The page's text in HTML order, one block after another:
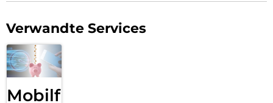
Verwandte Services
Mobilfunk